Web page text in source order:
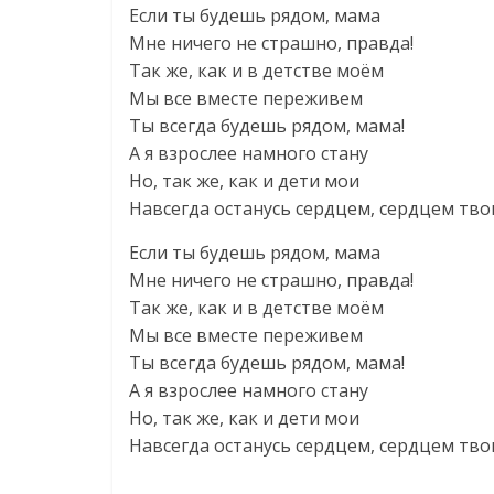
Если ты будешь рядом, мама
Мне ничего не страшно, правда!
Так же, как и в детстве моём
Мы все вместе переживем
Ты всегда будешь рядом, мама!
А я взрослее намного стану
Но, так же, как и дети мои
Навсегда останусь сердцем, сердцем
Если ты будешь рядом, мама
Мне ничего не страшно, правда!
Так же, как и в детстве моём
Мы все вместе переживем
Ты всегда будешь рядом, мама!
А я взрослее намного стану
Но, так же, как и дети мои
Навсегда останусь сердцем, сердцем